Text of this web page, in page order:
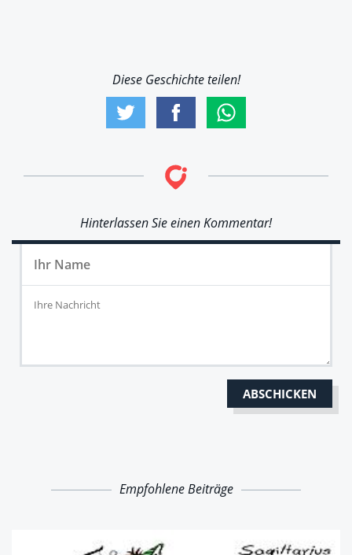
Diese Geschichte teilen!
Hinterlassen Sie einen Kommentar!
Empfohlene Beiträge